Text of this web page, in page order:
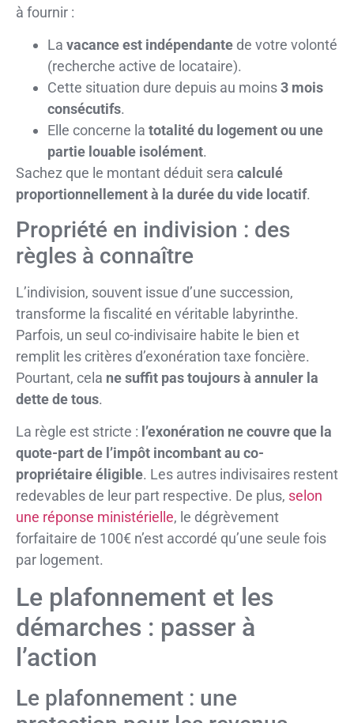
à fournir :
La vacance est indépendante de votre volonté
(recherche active de locataire).
Cette situation dure depuis au moins3 mois
consécutifs.
Elle concerne la totalité du logement ou une
partie louable isolément.
Sachez que le montant déduit sera calculé
proportionnellement à la durée du vide locatif.
Propriété en indivision : des
règles à connaître
L’indivision, souvent issue d’une succession,
transforme la fiscalité en véritable labyrinthe.
Parfois, un seul co-indivisaire habite le bien et
remplit les critères d’exonération taxe foncière.
Pourtant, cela ne suffit pas toujours à annuler la
dette de tous.
La règle est stricte : l’exonération ne couvre que la
quote-part de l’impôt incombant au co-
propriétaire éligible. Les autres indivisaires restent
redevables de leur part respective. De plus, selon
une réponse ministérielle, le dégrèvement
forfaitaire de 100€ n’est accordé qu’une seule fois
par logement.
Le plafonnement et les
démarches : passer à
l’action
Le plafonnement : une